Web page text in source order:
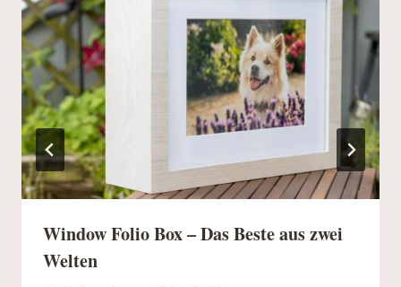
Window Folio Box – Das Beste aus zwei
Welten